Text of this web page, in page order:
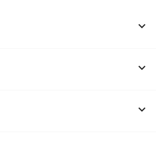


